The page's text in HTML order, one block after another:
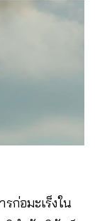
ก่อมะเร็งใน